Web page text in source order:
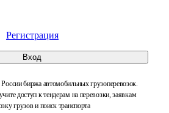
Регистрация
Вход
биржа автомобильных грузоперевозок.
доступ к тендерам на перевозки, заявкам
грузов и поиск транспорта